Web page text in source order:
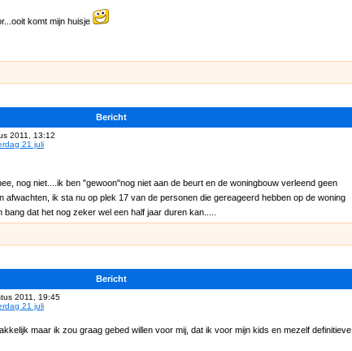
komt mijn huisje
Bericht
2011, 13:12
21 juli
nog niet....ik ben "gewoon"nog niet aan de beurt en de woningbouw verleend geen
afwachten, ik sta nu op plek 17 van de personen die gereageerd hebben op de woning
dat het nog zeker wel een half jaar duren kan.....
Bericht
2011, 19:45
21 juli
maar ik zou graag gebed willen voor mij, dat ik voor mijn kids en mezelf definitieve